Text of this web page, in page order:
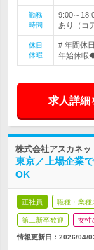
勤務
時間
9:00～
あり（コ
休日
休暇
# 年間休
年始休暇
求人詳細
株式会社アスカネ
東京／上場企業
OK
正社員 職種・業種
第二新卒歓迎 女性
情報更新日：2026/04/